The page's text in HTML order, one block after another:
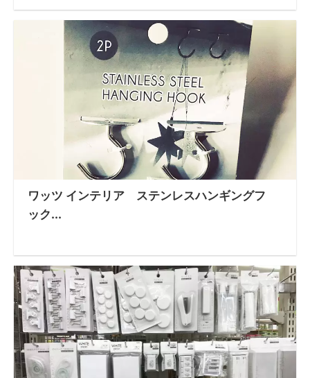
ワッツ インテリア ステンレスハンギングフ
ック...